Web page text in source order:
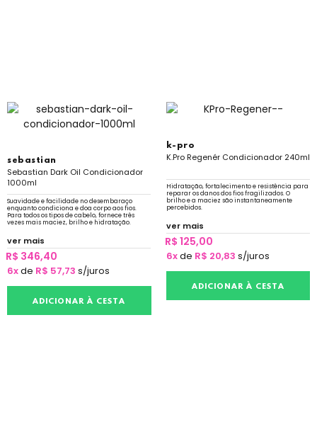
sebastian
Sebastian Dark Oil Condicionador
1000ml
Suavidade e facilidade no desembaraço
enquanto condiciona e doa corpo aos fios.
Para todos os tipos de cabelo, fornece três
vezes mais maciez, brilho e hidratação.
ver mais
R$ 346,40
6xde R$ 57,73 s/juros
ADICIONAR À CESTA
k-pro
K.Pro Regenér Condicionador 240ml
Hidratação, fortalecimento e resistência para
reparar os danos dos fios fragilizados. O
brilho e a maciez são instantaneamente
percebidos.
ver mais
R$ 125,00
6xde R$ 20,83 s/juros
ADICIONAR À CESTA